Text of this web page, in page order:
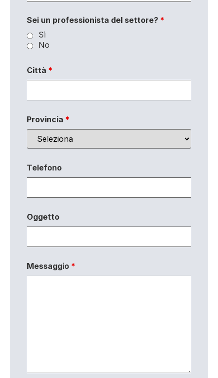
Sei un professionista del settore? *
Sì
No
Città *
Provincia *
Telefono
Oggetto
Messaggio *